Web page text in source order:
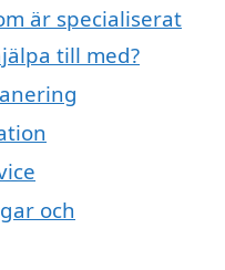
är specialiserat
till med?
och